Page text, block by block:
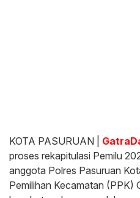
KOTA PASURUAN |
proses rekapitulasi Pemilu
anggota Polres Pasuruan
Pemilihan Kecamatan (PPK)